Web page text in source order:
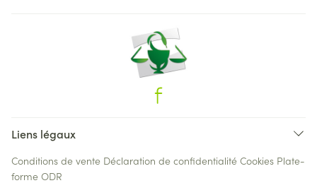
Liens légaux
Conditions de vente Déclaration de confidentialité Cookies Plate-
forme ODR